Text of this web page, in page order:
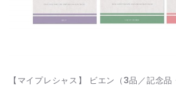
【マイプレシャス】 ビエン（3品／記念品